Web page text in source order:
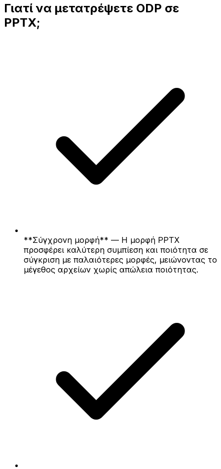
Γιατί να μετατρέψετε ODP σε
PPTX;
**Σύγχρονη μορφή** — Η μορφή PPTX
προσφέρει καλύτερη συμπίεση και ποιότητα σε
σύγκριση με παλαιότερες μορφές, μειώνοντας το
μέγεθος αρχείων χωρίς απώλεια ποιότητας.